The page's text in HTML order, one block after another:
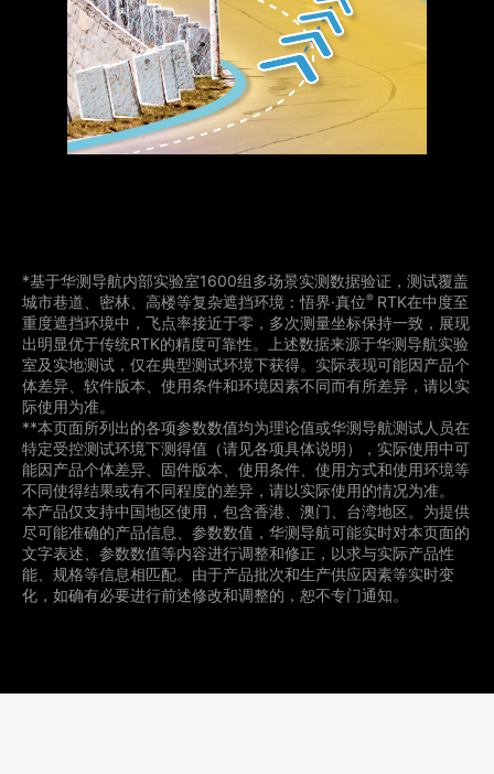
*基于华测导航内部实验室1600组多场景实测数据验证，测试覆盖
城市巷道、密林、高楼等复杂遮挡环境：悟界·真位® RTK在中度至
重度遮挡环境中，飞点率接近于零，多次测量坐标保持一致，展现
出明显优于传统RTK的精度可靠性。上述数据来源于华测导航实验
室及实地测试，仅在典型测试环境下获得。实际表现可能因产品个
体差异、软件版本、使用条件和环境因素不同而有所差异，请以实
际使用为准。
**本页面所列出的各项参数数值均为理论值或华测导航测试人员在
特定受控测试环境下测得值（请见各项具体说明），实际使用中可
能因产品个体差异、固件版本、使用条件、使用方式和使用环境等
不同使得结果或有不同程度的差异，请以实际使用的情况为准。
本产品仅支持中国地区使用，包含香港、澳门、台湾地区。为提供
尽可能准确的产品信息、参数数值，华测导航可能实时对本页面的
文字表述、参数数值等内容进行调整和修正，以求与实际产品性
能、规格等信息相匹配。由于产品批次和生产供应因素等实时变
化，如确有必要进行前述修改和调整的，恕不专门通知。